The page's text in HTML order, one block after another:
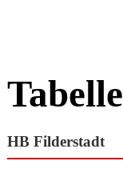
Tabelle
HB Filderstadt